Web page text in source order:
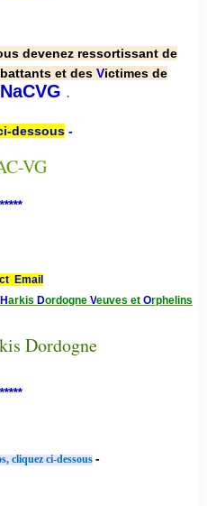
devenez ressortissant de
et des Victimes de
.
dessous-
Email
Harkis Dordogne Veuves et Orphelins
cliquez ci-dessous -